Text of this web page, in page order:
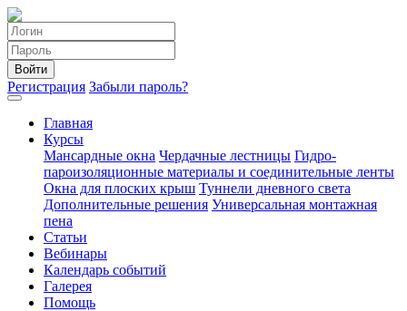
Войти
Регистрация Забыли пароль?
Главная
Курсы
Мансардные окна Чердачные лестницы Гидро-
пароизоляционные материалы и соединительные ленты
Окна для плоских крыш Туннели дневного света
Дополнительные решения Универсальная монтажная
пена
Статьи
Вебинары
Календарь событий
Галерея
Помощь